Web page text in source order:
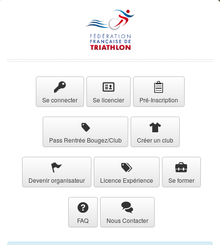
Se connecter Se licencier Pré-Inscription
Pass Rentrée Bougez/Club Créer un club
Devenir organisateur Licence Expérience Se former
FAQ Nous Contacter